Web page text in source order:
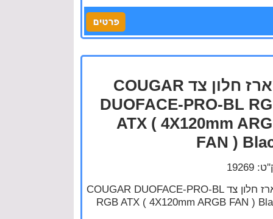
מארז חלון צד COUGAR
DUOFACE-PRO-BL
ATX ( 4X120mm
FAN )
מארז חלון צד COUGAR DUOFACE-PRO-BL
RGB ATX ( 4X120mm ARGB FAN )